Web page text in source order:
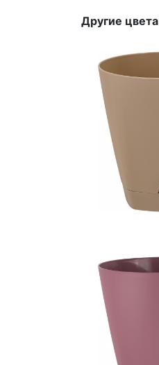
Другие цвета